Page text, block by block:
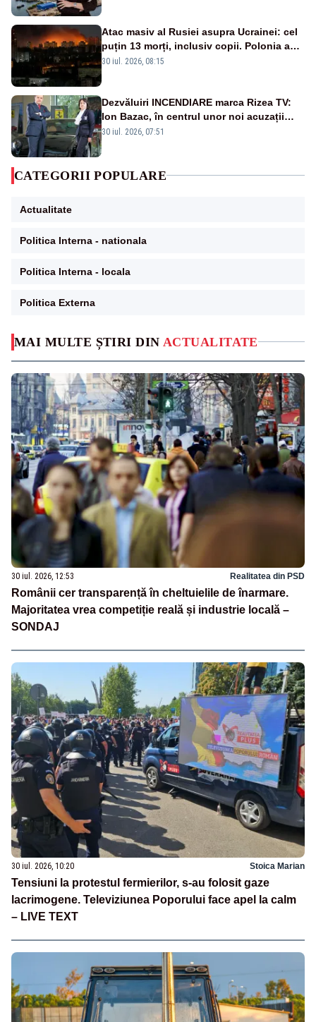
MAI MULTE ȘTIRI DIN ACTUALITATE
30 iul. 2026, 12:53 Realitatea din PSD
Românii cer transparență în cheltuielile de înarmare.
Majoritatea vrea competiție reală și industrie locală –
SONDAJ
30 iul. 2026, 10:20 Stoica Marian
Tensiuni la protestul fermierilor, s-au folosit gaze
lacrimogene. Televiziunea Poporului face apel la calm
– LIVE TEXT
Atac masiv al Rusiei asupra Ucrainei: cel
puțin 13 morți, inclusiv copii. Polonia a
ridicat avioanele de vânătoare
30 iul. 2026, 08:15
Dezvăluiri INCENDIARE marca Rizea TV:
Ion Bazac, în centrul unor noi acuzații
publice
30 iul. 2026, 07:51
CATEGORII POPULARE
Actualitate
Politica Interna - nationala
Politica Interna - locala
Politica Externa